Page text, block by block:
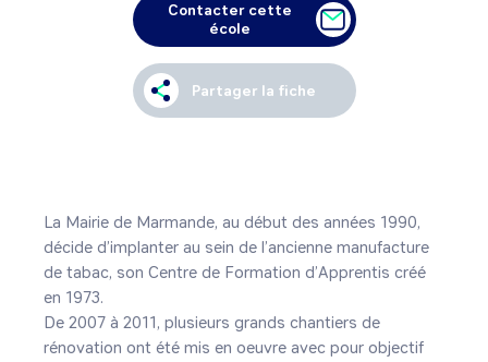
Contacter cette
école
Partager la fiche
La Mairie de Marmande, au début des années 1990,
décide d’implanter au sein de l’ancienne manufacture
de tabac, son Centre de Formation d’Apprentis créé
en 1973.
De 2007 à 2011, plusieurs grands chantiers de
rénovation ont été mis en oeuvre avec pour objectif